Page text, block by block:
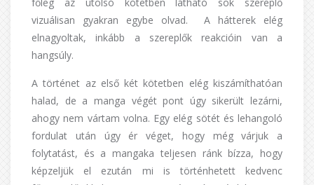
vizuálisan gyakran egybe olvad. A hátterek elég
elnagyoltak, inkább a szereplők reakcióin van a
hangsúly.
A történet az első két kötetben elég kiszámíthatóan
halad, de a manga végét pont úgy sikerült lezárni,
ahogy nem vártam volna. Egy elég sötét és lehangoló
fordulat után úgy ér véget, hogy még várjuk a
folytatást, és a mangaka teljesen ránk bízza, hogy
képzeljük el ezután mi is történhetett kedvenc